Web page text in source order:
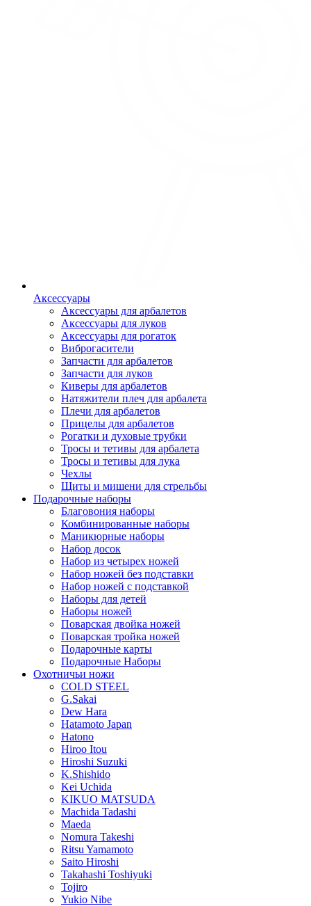
Аксессуары
Аксессуары для арбалетов
Аксессуары для луков
Аксессуары для рогаток
Виброгасители
Запчасти для арбалетов
Запчасти для луков
Киверы для арбалетов
Натяжители плеч для арбалета
Плечи для арбалетов
Прицелы для арбалетов
Рогатки и духовые трубки
Тросы и тетивы для арбалета
Тросы и тетивы для лука
Чехлы
Щиты и мишени для стрельбы
Подарочные наборы
Благовония наборы
Комбинированные наборы
Маникюрные наборы
Набор досок
Набор из четырех ножей
Набор ножей без подставки
Набор ножей с подставкой
Наборы для детей
Наборы ножей
Поварская двойка ножей
Поварская тройка ножей
Подарочные карты
Подарочные Наборы
Охотничьи ножи
COLD STEEL
G.Sakai
Dew Hara
Hatamoto Japan
Hatono
Hiroo Itou
Hiroshi Suzuki
K.Shishido
Kei Uchida
KIKUO MATSUDA
Machida Tadashi
Maeda
Nomura Takeshi
Ritsu Yamamoto
Saito Hiroshi
Takahashi Toshiyuki
Tojiro
Yukio Nibe